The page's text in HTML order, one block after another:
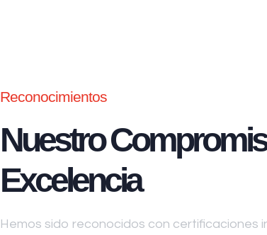
Reconocimientos
Nuestro
Excelencia
Hemos sido reconocidos con certificaciones